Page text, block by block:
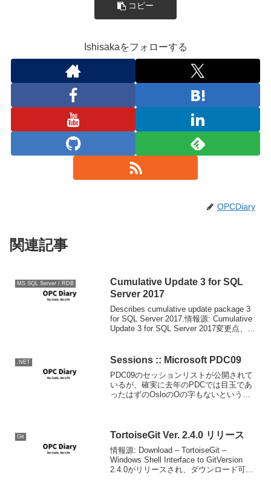
コピー
Ishisakaをフォローする
OPCDiary
関連記事
MS SQL Server / RDB
Cumulative Update 3 for SQL
Server 2017
Describes cumulative update package 3
for SQL Server 2017.情報源: Cumulative
Update 3 for SQL Server 2017変更点、ダ
.NET Sessions :: Microsoft PDC09
PDC09のセッションリストが公開されて
いるが、確実に去年のPDCでは目玉であ
ったはずのOsloのOの字もないという。
Git TortoiseGit Ver. 2.4.0 リリース
情報源: Download – TortoiseGit –
Windows Shell Interface to GitVersion
2.4.0がリリースされ、ダウンロード可能